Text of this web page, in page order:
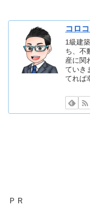
コロ
1級建
ち、不
産に関
ていき
てれば
ＰＲ